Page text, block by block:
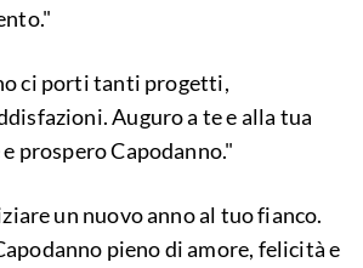
ci porti tanti progetti,
Auguro a te e alla tua
prospero Capodanno."
un nuovo anno al tuo fianco.
pieno di amore, felicità e